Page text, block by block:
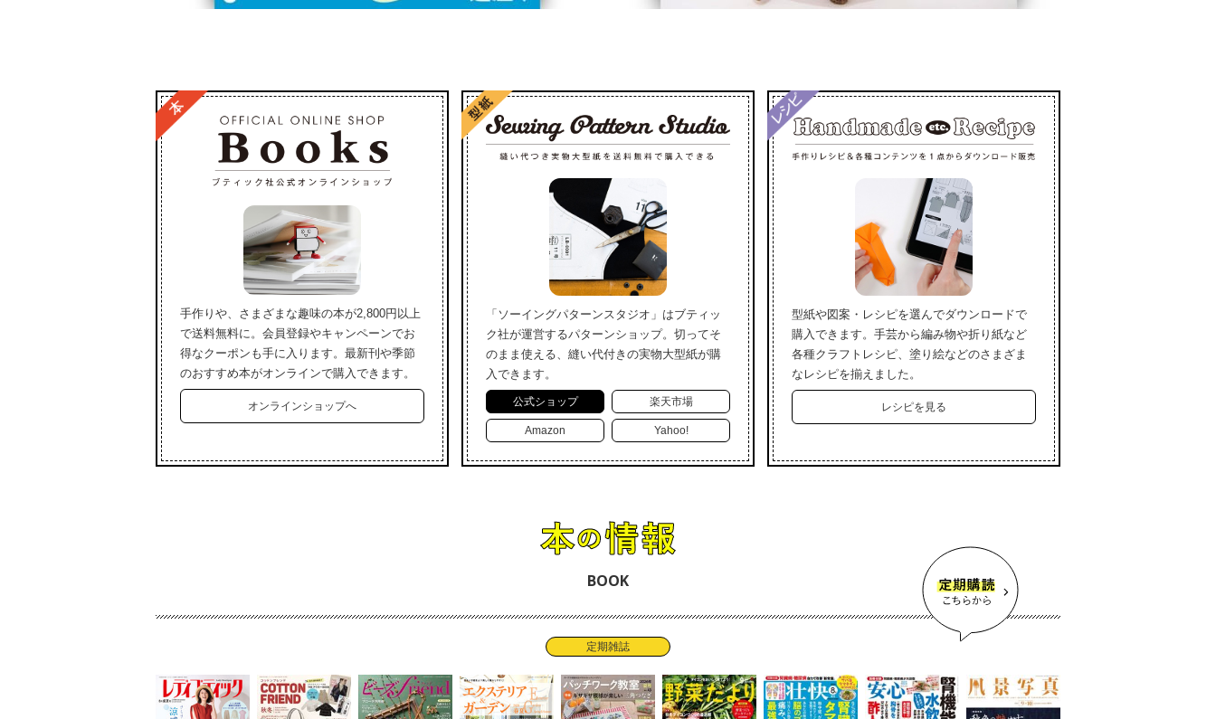
手作りや、さまざまな趣味の本が2,800円以上
で送料無料に。会員登録やキャンペーンでお
得なクーポンも手に入ります。最新刊や季節
のおすすめ本がオンラインで購入できます。
オンラインショップへ
「ソーイングパターンスタジオ」はブティッ
ク社が運営するパターンショップ。切ってそ
のまま使える、縫い代付きの実物大型紙が購
入できます。
公式ショップ 楽天市場
Amazon Yahoo!
型紙や図案・レシピを選んでダウンロードで
購入できます。手芸から編み物や折り紙など
各種クラフトレシピ、塗り絵などのさまざま
なレシピを揃えました。
レシピを見る
BOOK
定期雑誌